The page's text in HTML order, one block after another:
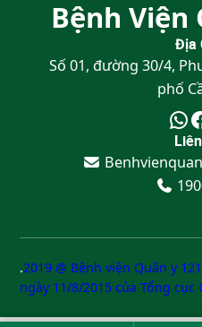
Bệnh Viện
Địa
Số 01, đường 30/4,
phố
WhatsApp Facebook
.2019 @ Bệnh viện Quân y
ngày 11/8/2015 của Tổng cục